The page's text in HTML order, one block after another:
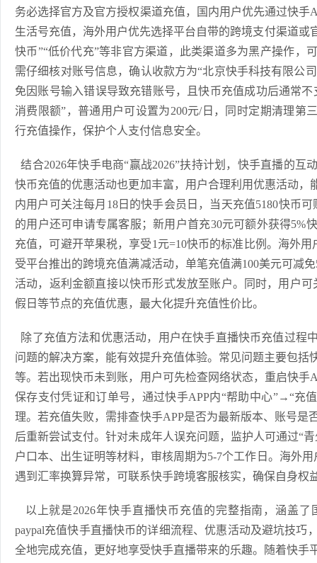
务必选择官方及官方授权渠道充值，国内用户优先通过快手
生活号充值，海外用户优先选择平台自带的跨境支付渠道或
快币”“低价代充”等非官方渠道，此类渠道多为黑产操作，
需仔细核对账号信息，确认收款方为“北京快手科技有限公
免因账号输入错误导致充错账号，且快币充值成功后通常
消费限额”，普通用户可设置为200元/日，同时定期清理第
行充值操作，保护个人支付信息安全。
结合2026年快手电商“赢战2026”扶持计划，快手直播的互
快币充值的优惠活动也更加丰富，用户合理利用优惠活动，
内用户可关注每月18日的快手会员日，当天充值5180快币
的用户还可申请专属客服；新用户首充30元可额外获得5%
充值，可避开苹果税，享受1元=10快币的标准比例。海外
受平台推出的跨境充值满减活动，单笔充值满100美元可减
活动，返利金额直接以快币形式发放至账户。同时，用户
假日等节点的充值优惠，最大化提升充值性价比。
除了充值方法和优惠活动，用户在快手直播快币充值过程
问题的解决方案，能有效提升充值体验。常见问题主要包括
等。若出现快币未到账，用户可先检查网络状态，重启快手
保存支付凭证和订单号，通过快手APP内“帮助中心”→“充
理。若充值失败，需排查快手APP是否为最新版本、账号是
后重新尝试支付。针对未成年人误充问题，监护人可通过“
户口本、出生证明等材料，审核周期为5-7个工作日。海外
遇到汇率换算异常，可联系快手跨境客服核实，确保自身权
以上就是2026年快手直播快币充值的完整指南，涵盖了
paypal充值快手直播快币的详细流程、优惠活动及避坑技巧
全地完成充值，更好地享受快手直播带来的乐趣。随着快手